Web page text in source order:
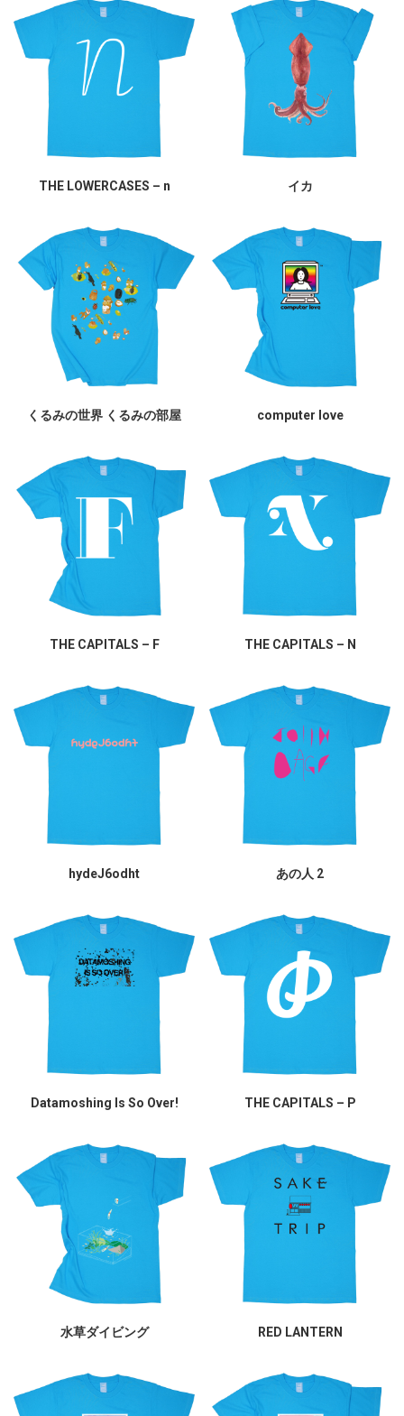
THE LOWERCASES – n イカ
くるみの世界 くるみの部屋 computer love
THE CAPITALS – F THE CAPITALS – N
hydeJ6odht あの人 2
Datamoshing Is So Over! THE CAPITALS – P
水草ダイビング RED LANTERN